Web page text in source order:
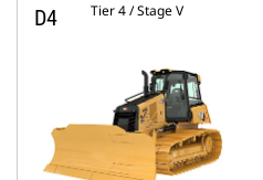
D4 Tier 4 / Stage V